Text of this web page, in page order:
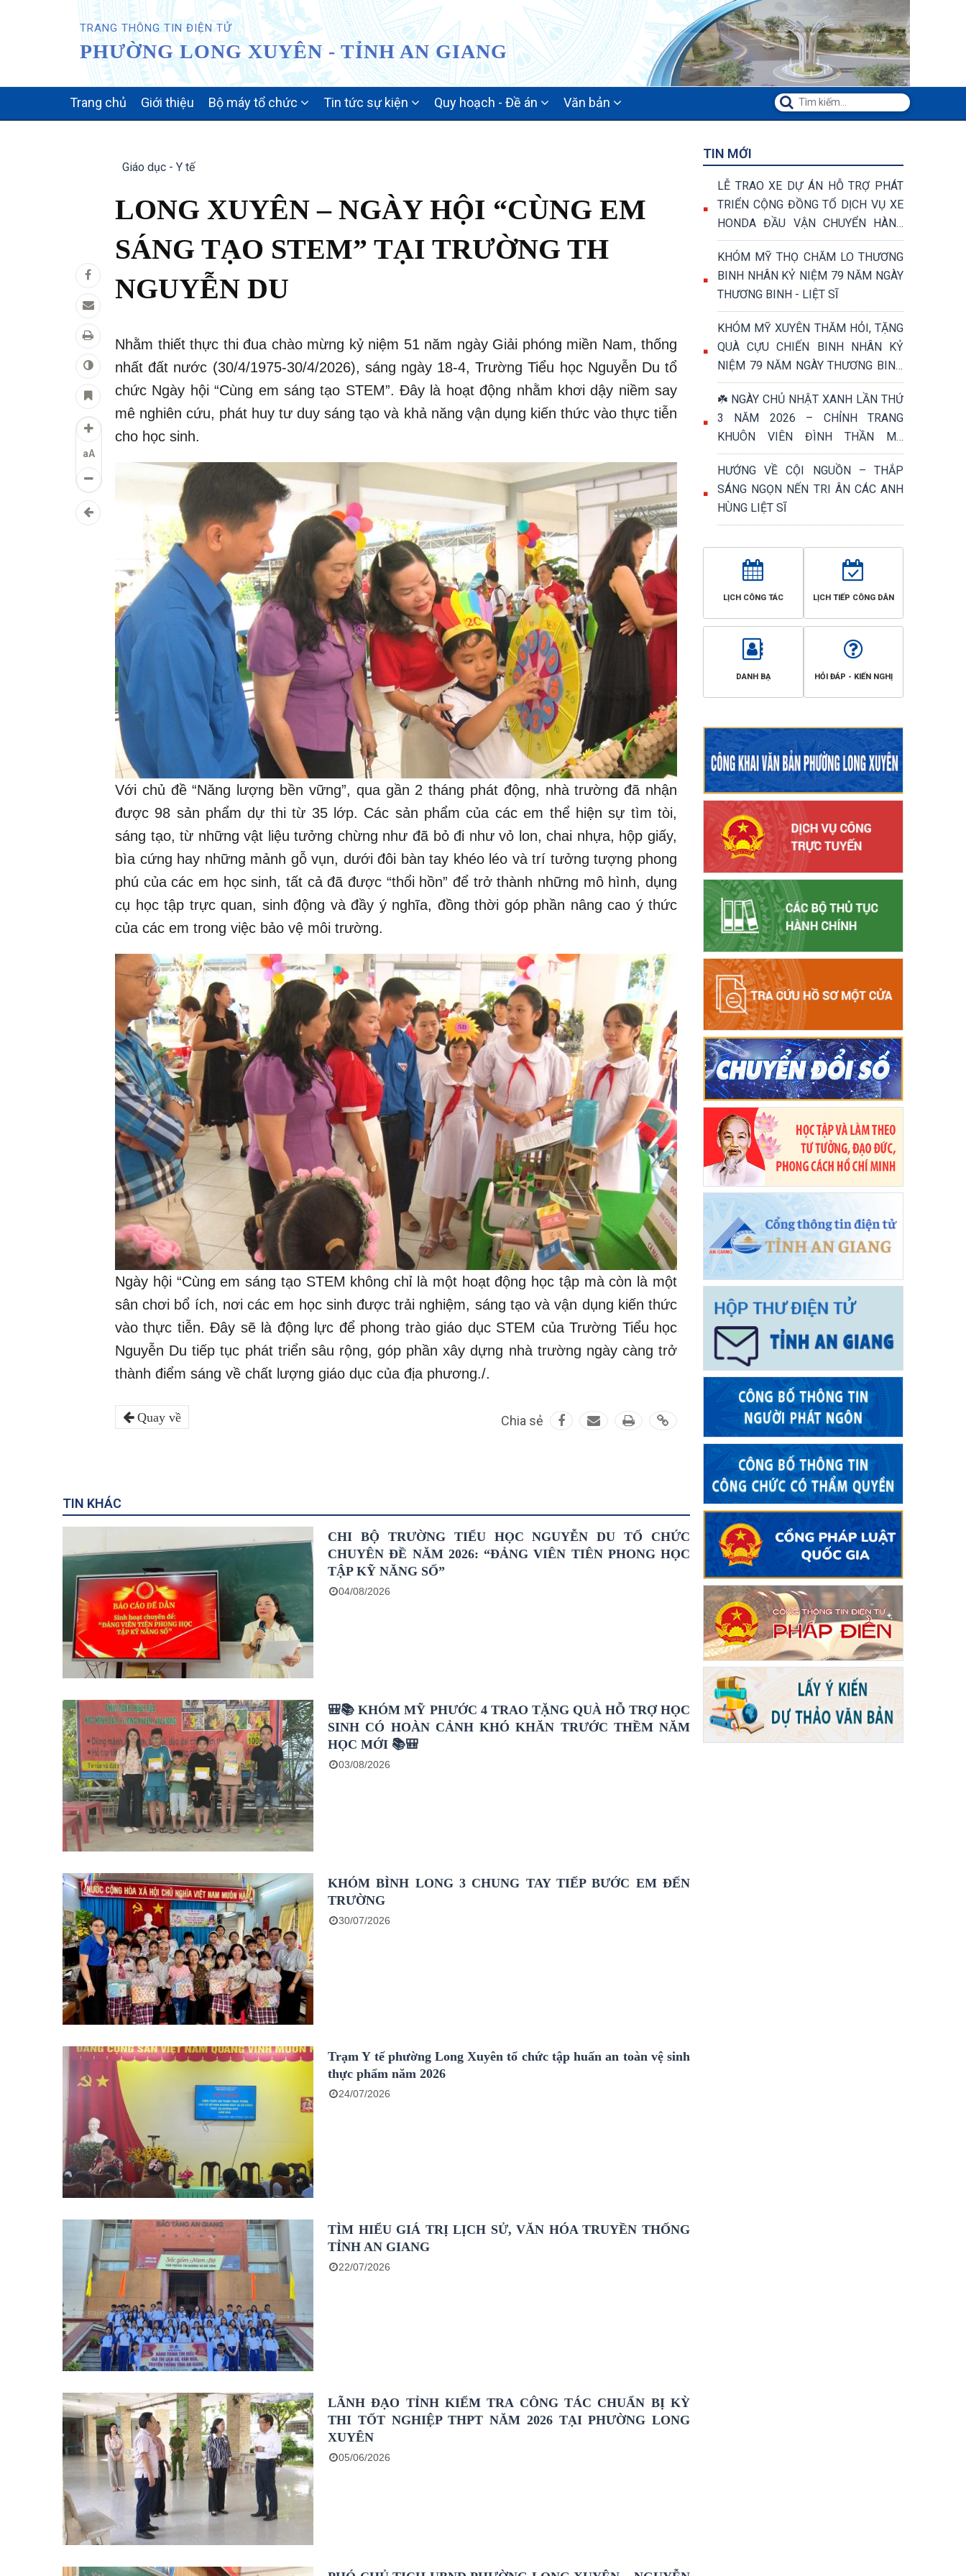
TRANG THÔNG TIN ĐIỆN TỬ
PHƯỜNG LONG XUYÊN - TỈNH AN GIANG
NAVIGATION
Trang chủ Giới thiệu Bộ máy tổ chức Tin tức sự kiện Quy hoạch - Đề án Văn bản
aA
Giáo dục - Y tế
LONG XUYÊN – NGÀY HỘI “CÙNG EM
SÁNG TẠO STEM” TẠI TRƯỜNG TH
NGUYỄN DU
Nhằm thiết thực thi đua chào mừng kỷ niệm 51 năm ngày Giải phóng miền Nam, thống
nhất đất nước (30/4/1975-30/4/2026), sáng ngày 18-4, Trường Tiểu học Nguyễn Du tổ
chức Ngày hội “Cùng em sáng tạo STEM”. Đây là hoạt động nhằm khơi dậy niềm say
mê nghiên cứu, phát huy tư duy sáng tạo và khả năng vận dụng kiến thức vào thực tiễn
cho học sinh.
Với chủ đề “Năng lượng bền vững”, qua gần 2 tháng phát động, nhà trường đã nhận
được 98 sản phẩm dự thi từ 35 lớp. Các sản phẩm của các em thể hiện sự tìm tòi,
sáng tạo, từ những vật liệu tưởng chừng như đã bỏ đi như vỏ lon, chai nhựa, hộp giấy,
bìa cứng hay những mảnh gỗ vụn, dưới đôi bàn tay khéo léo và trí tưởng tượng phong
phú của các em học sinh, tất cả đã được “thổi hồn” để trở thành những mô hình, dụng
cụ học tập trực quan, sinh động và đầy ý nghĩa, đồng thời góp phần nâng cao ý thức
của các em trong việc bảo vệ môi trường.
Ngày hội “Cùng em sáng tạo STEM không chỉ là một hoạt động học tập mà còn là một
sân chơi bổ ích, nơi các em học sinh được trải nghiệm, sáng tạo và vận dụng kiến thức
vào thực tiễn. Đây sẽ là động lực để phong trào giáo dục STEM của Trường Tiểu học
Nguyễn Du tiếp tục phát triển sâu rộng, góp phần xây dựng nhà trường ngày càng trở
thành điểm sáng về chất lượng giáo dục của địa phương./.
Quay về Chia sẻ
TIN KHÁC
CHI BỘ TRƯỜNG TIỂU HỌC NGUYỄN DU TỔ CHỨC
CHUYÊN ĐỀ NĂM 2026: “ĐẢNG VIÊN TIÊN PHONG HỌC
TẬP KỸ NĂNG SỐ”
04/08/2026
🎒📚 KHÓM MỸ PHƯỚC 4 TRAO TẶNG QUÀ HỖ TRỢ HỌC
SINH CÓ HOÀN CẢNH KHÓ KHĂN TRƯỚC THỀM NĂM
HỌC MỚI 📚🎒
03/08/2026
KHÓM BÌNH LONG 3 CHUNG TAY TIẾP BƯỚC EM ĐẾN
TRƯỜNG
30/07/2026
Trạm Y tế phường Long Xuyên tổ chức tập huấn an toàn vệ sinh
thực phẩm năm 2026
24/07/2026
TÌM HIỂU GIÁ TRỊ LỊCH SỬ, VĂN HÓA TRUYỀN THỐNG
TỈNH AN GIANG
22/07/2026
LÃNH ĐẠO TỈNH KIỂM TRA CÔNG TÁC CHUẨN BỊ KỲ
THI TỐT NGHIỆP THPT NĂM 2026 TẠI PHƯỜNG LONG
XUYÊN
05/06/2026
TIN MỚI
LỄ TRAO XE DỰ ÁN HỖ TRỢ PHÁT
TRIỂN CỘNG ĐỒNG TỔ DỊCH VỤ XE
HONDA ĐẦU VẬN CHUYỂN HÀNG
HÓA VÀ VẬN CHUYỂN KHÁCH
KHÓM MỸ THỌ CHĂM LO THƯƠNG
BINH NHÂN KỶ NIỆM 79 NĂM NGÀY
THƯƠNG BINH - LIỆT SĨ
KHÓM MỸ XUYÊN THĂM HỎI, TẶNG
QUÀ CỰU CHIẾN BINH NHÂN KỶ
NIỆM 79 NĂM NGÀY THƯƠNG BINH
- LIỆT SĨ (27/7/1947 – 27/7/2026)
☘️ NGÀY CHỦ NHẬT XANH LẦN THỨ
3 NĂM 2026 – CHỈNH TRANG
KHUÔN VIÊN ĐÌNH THẦN MỸ
PHƯỚC, TRI ÂN NGÀY THƯƠNG
BINH - LIỆT SĨ 27/7 ☘️
HƯỚNG VỀ CỘI NGUỒN – THẮP
SÁNG NGỌN NẾN TRI ÂN CÁC ANH
HÙNG LIỆT SĨ
LỊCH CÔNG TÁC LỊCH TIẾP CÔNG DÂN
DANH BẠ HỎI ĐÁP - KIẾN NGHỊ